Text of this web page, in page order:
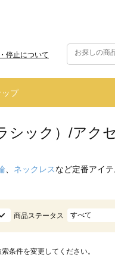
実施のお知らせ
停止について
ップ
シック）/アク
ネックレスなど定番アイ
商品ステータス すべて
条件を変更してください。